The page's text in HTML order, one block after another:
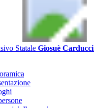
Statale Giosuè Carducci